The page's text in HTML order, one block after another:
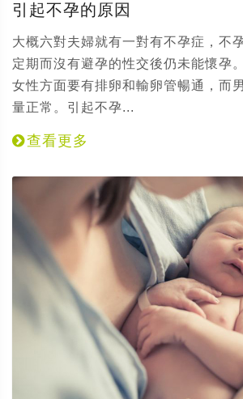
引起不孕的原因
大概六對夫婦就有一對有不孕症，不
定期而沒有避孕的性交後仍未能懷孕
女性方面要有排卵和輸卵管暢通，而
量正常。引起不孕...
查看更多